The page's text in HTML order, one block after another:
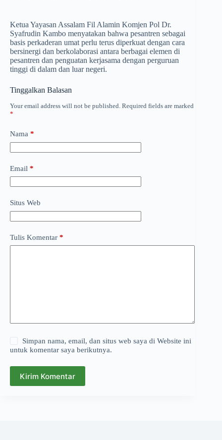
Ketua Yayasan Assalam Fil Alamin Komjen Pol Dr.
Syafrudin Kambo menyatakan bahwa pesantren sebagai
basis perkaderan umat perlu terus diperkuat dengan cara
bersinergi dan berkolaborasi antara berbagai elemen di
pesantren dan penguatan kerjasama dengan perguruan
tinggi di dalam dan luar negeri.
Tinggalkan Balasan
Your email address will not be published. Required fields are marked
*
Nama *
Email *
Situs Web
Tulis Komentar *
Simpan nama, email, dan situs web saya di Website ini
untuk komentar saya berikutnya.
Kirim Komentar